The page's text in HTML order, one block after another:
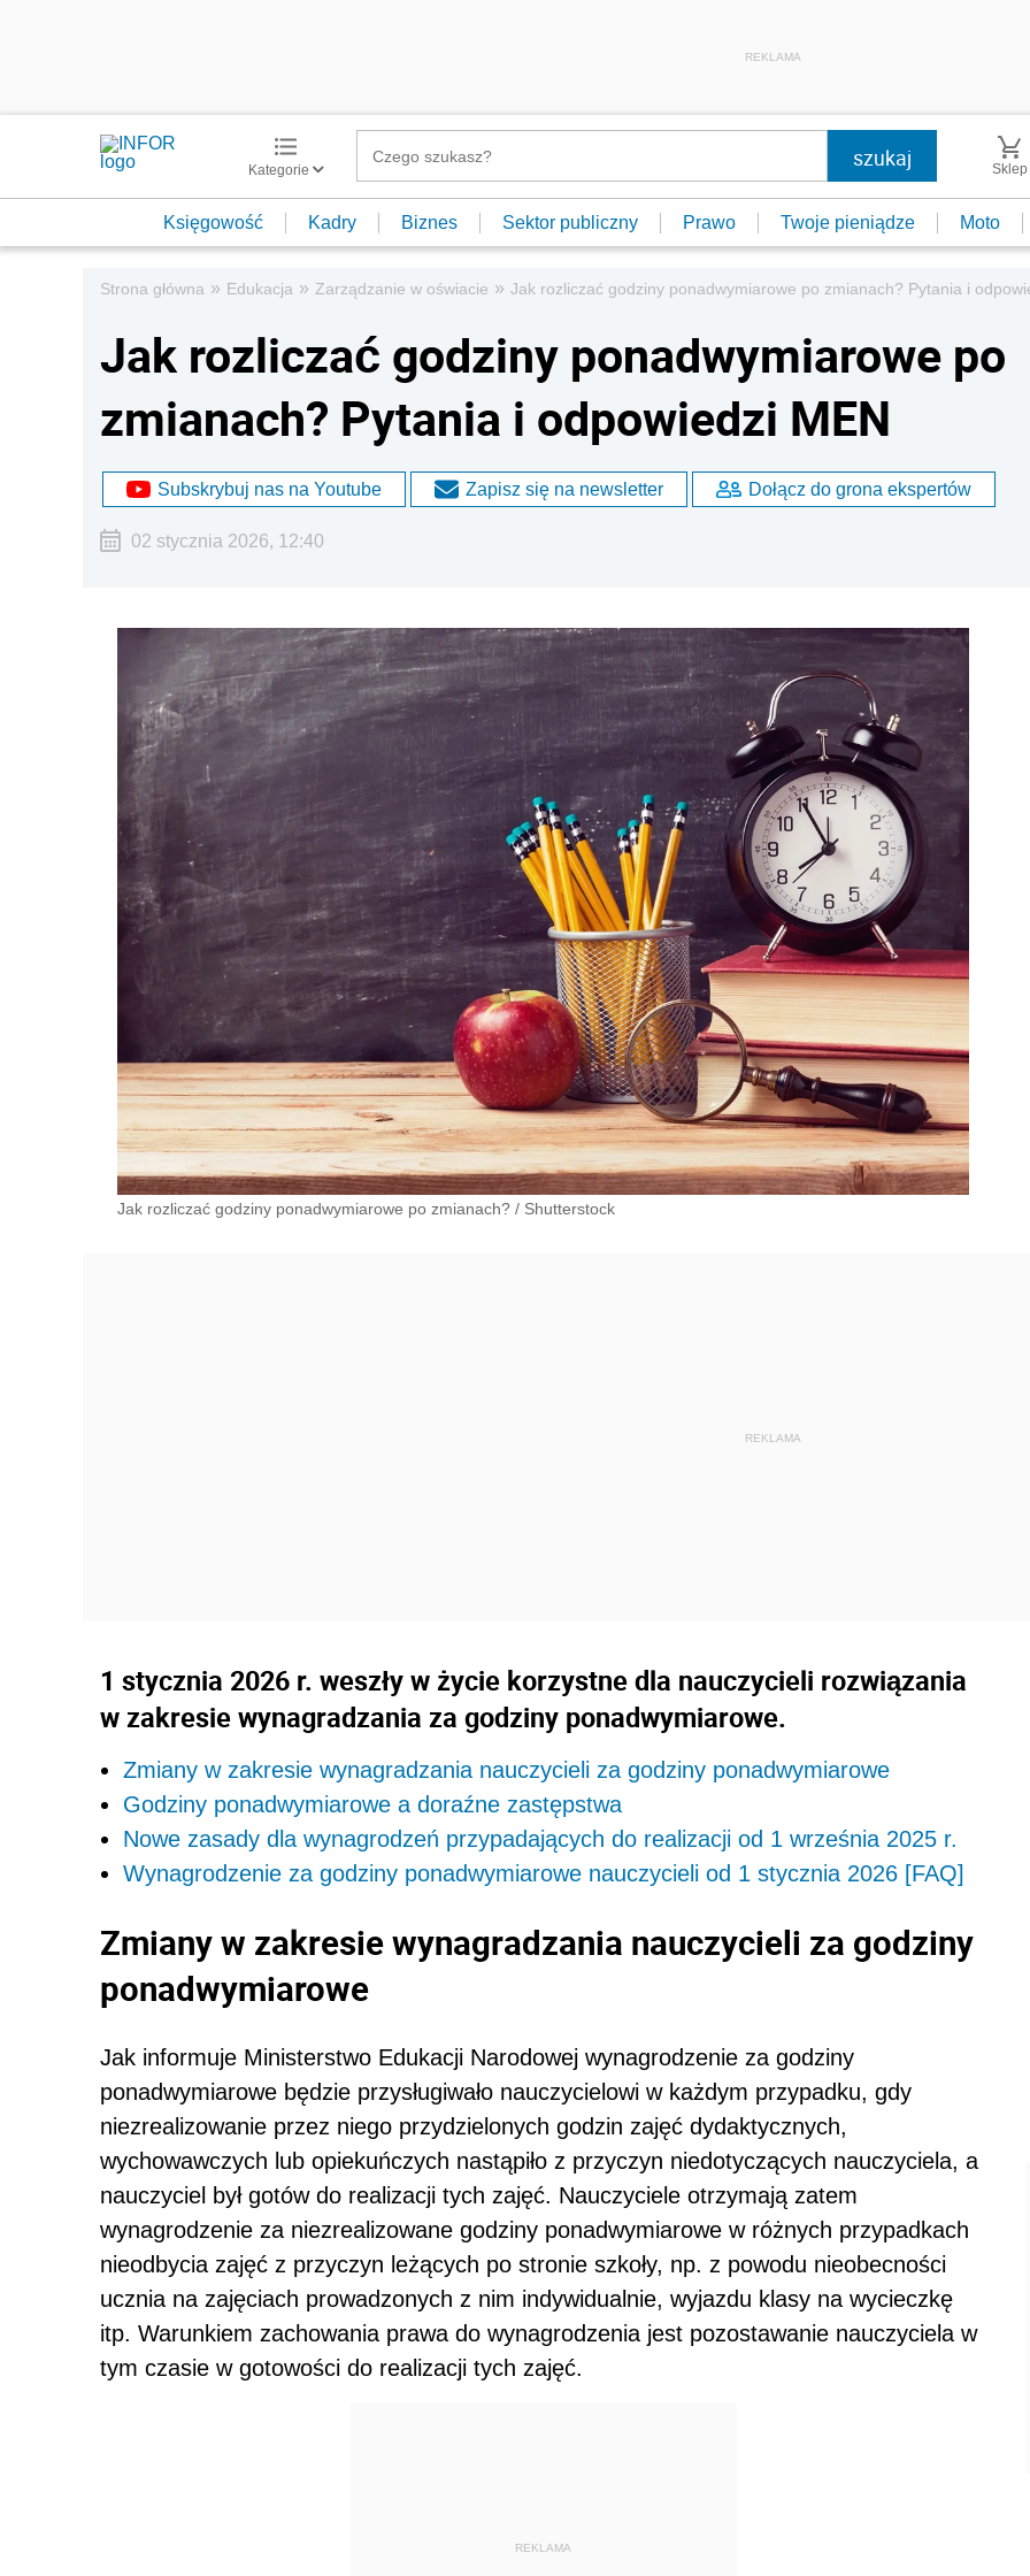
REKLAMA
Kategorie Sklep
Księgowość Kadry Biznes Sektor publiczny Prawo Twoje pieniądze Moto
Strona główna » Edukacja » Zarządzanie w oświacie » Jak rozliczać godziny ponadwymiarowe po zmianach? Pytania i
Jak rozliczać godziny ponadwymiarowe po
zmianach? Pytania i odpowiedzi MEN
Subskrybuj nas na Youtube Zapisz się na newsletter Dołącz do grona ekspertów
02 stycznia 2026, 12:40
Jak rozliczać godziny ponadwymiarowe po zmianach? / Shutterstock
1 stycznia 2026 r. weszły w życie korzystne dla nauczycieli rozwiązania
w zakresie wynagradzania za godziny ponadwymiarowe.
Zmiany w zakresie wynagradzania nauczycieli za godziny ponadwymiarowe
Godziny ponadwymiarowe a doraźne zastępstwa
Nowe zasady dla wynagrodzeń przypadających do realizacji od 1 września 2025 r.
Wynagrodzenie za godziny ponadwymiarowe nauczycieli od 1 stycznia 2026 [FAQ]
Zmiany w zakresie wynagradzania nauczycieli za godziny
ponadwymiarowe
Jak informuje Ministerstwo Edukacji Narodowej wynagrodzenie za godziny
ponadwymiarowe będzie przysługiwało nauczycielowi w każdym przypadku, gdy
niezrealizowanie przez niego przydzielonych godzin zajęć dydaktycznych,
wychowawczych lub opiekuńczych nastąpiło z przyczyn niedotyczących nauczyciela, a
nauczyciel był gotów do realizacji tych zajęć. Nauczyciele otrzymają zatem
wynagrodzenie za niezrealizowane godziny ponadwymiarowe w różnych przypadkach
nieodbycia zajęć z przyczyn leżących po stronie szkoły, np. z powodu nieobecności
ucznia na zajęciach prowadzonych z nim indywidualnie, wyjazdu klasy na wycieczkę
itp. Warunkiem zachowania prawa do wynagrodzenia jest pozostawanie nauczyciela w
tym czasie w gotowości do realizacji tych zajęć.
REKLAMA